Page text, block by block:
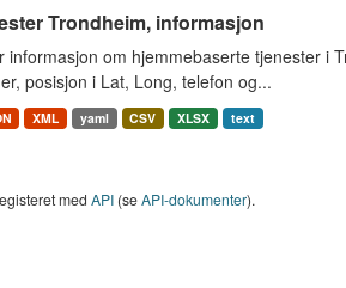
Trondheim, informasjon
informasjon om hjemmebaserte tjenester i
posisjon i Lat, Long, telefon og...
XML yaml CSV XLSX text
med API(seAPI-dokumenter).